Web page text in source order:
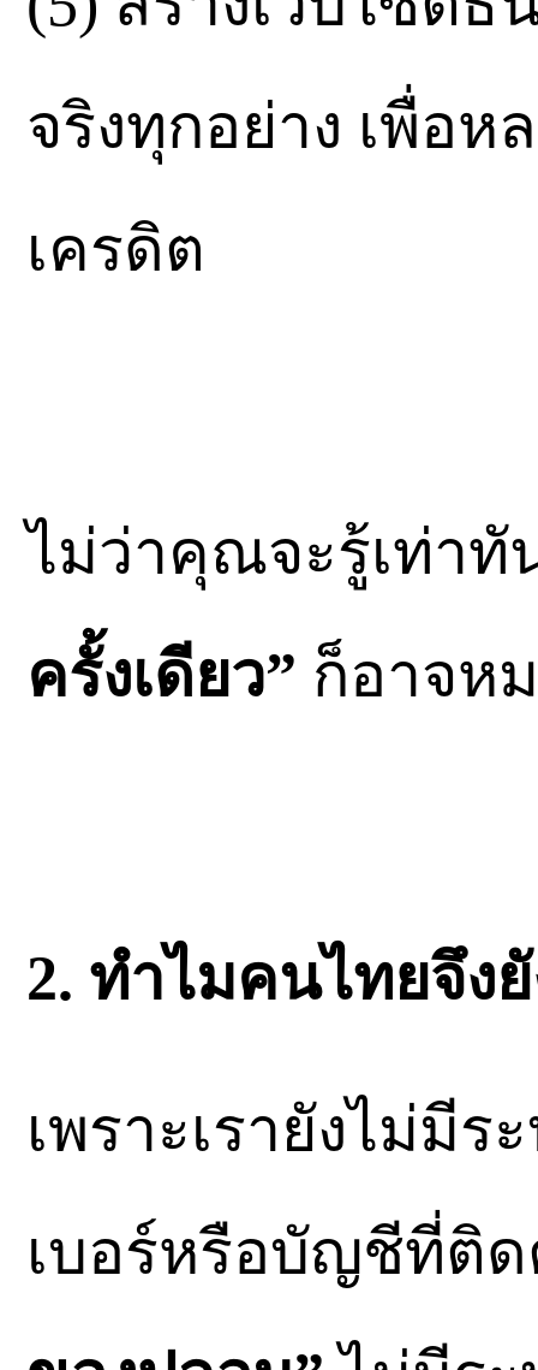
จริงทุกอย่าง เพื่อ
เครดิต
ไม่ว่าคุณจะรู้เท่า
ครั้งเดียว” ก็อาจห
2. ทำไมคนไทยจึง
เพราะเรายังไม่มี
เบอร์หรือบัญชีที่ติ